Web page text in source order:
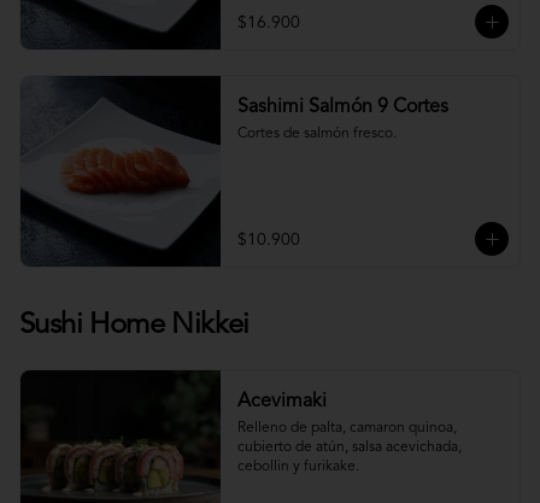
$16.900
Sashimi Salmón 9 Cortes
Cortes de salmón fresco.
$10.900
Sushi Home Nikkei
Acevimaki
Relleno de palta, camaron quinoa,
cubierto de atún, salsa acevichada,
cebollin y furikake.